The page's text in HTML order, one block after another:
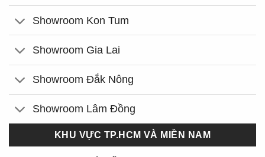
Showroom Kon Tum
Showroom Gia Lai
Showroom Đắk Nông
Showroom Lâm Đồng
KHU VỰC TP.HCM VÀ MIỀN NAM